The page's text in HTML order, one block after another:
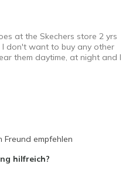
at the Skechers store 2 yrs
I don't want to buy any other
them daytime, at night and I
Freund empfehlen
hilfreich?